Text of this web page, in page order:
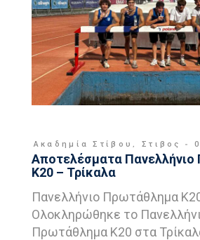
Ακαδημία Στίβου , Στιβος
Αποτελέσματα
Κ20 – Τρίκαλα
Πανελλήνιο Πρωτάθλημα
Ολοκληρώθηκε το
Πρωτάθλημα Κ20 στα